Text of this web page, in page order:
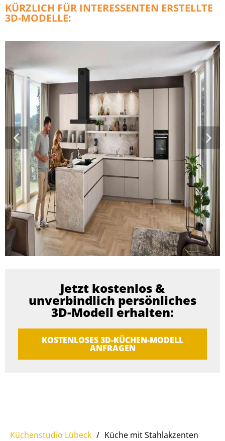
KÜRZLICH FÜR INTERESSENTEN ERSTELLTE
3D-MODELLE:
Jetzt kostenlos &
unverbindlich persönliches
3D-Modell erhalten:
KOSTENLOSES 3D-KÜCHEN-MODELL
ANFRAGEN
Küchenstudio Lübeck / Küche mit Stahlakzenten